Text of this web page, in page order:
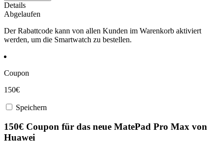
Details
Abgelaufen
Der Rabattcode kann von allen Kunden im Warenkorb aktiviert
werden, um die Smartwatch zu bestellen.
Coupon
150€
Speichern
150€ Coupon für das neue MatePad Pro Max von
Huawei